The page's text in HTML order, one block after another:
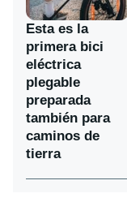
Esta es la
primera bici
eléctrica
plegable
preparada
también para
caminos de
tierra